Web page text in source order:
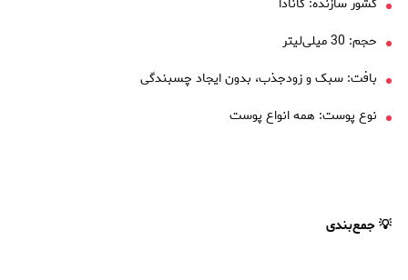
حجم: 30 میلی‌لیتر
بافت: سبک و زودجذب، بدون ایجاد چسبندگی
نوع پوست: همه انواع پوست
💡 جمع‌بندی